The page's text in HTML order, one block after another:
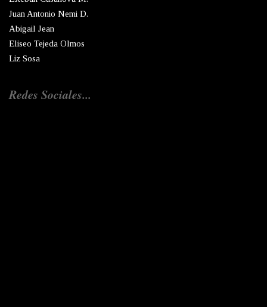
Juan Antonio Nemi D.
Abigail Jean
Eliseo Tejeda Olmos
Liz Sosa
Redes Sociales...